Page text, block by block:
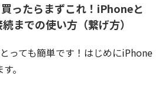
ったらまずこれ！iPhoneと
までの使い方（繋げ方）
っても簡単です！はじめにiPhone
。